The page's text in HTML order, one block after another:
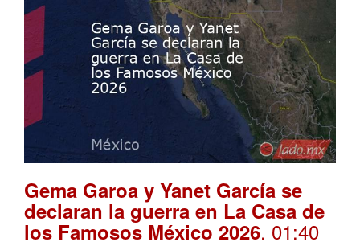
Gema Garoa y Yanet García se
declaran la guerra en La Casa de
los Famosos México 2026. 01:40